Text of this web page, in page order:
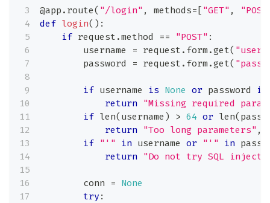
@app . route( "/login" , methods= [ "GET" ,
def login( ) :
if request .method == "POST" :
        username
= request . form .get(
        password
= request . form .get(
if username is None or password
is
return
"Missing required
if len( username ) > 64 or len(
return
"Too long parameters" ,
if
"'" in username or "'" in
return
"Do not try SQL
        conn
=
None
try :